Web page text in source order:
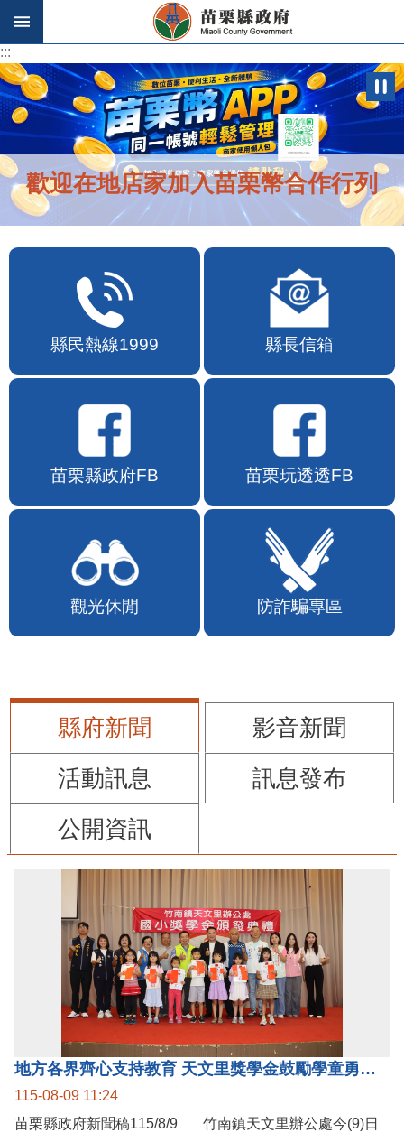
跳到主要內容區塊
:::
:::
歡迎在地店家加入苗栗幣合作行列
縣民熱線1999 縣長信箱
苗栗縣政府FB 苗栗玩透透FB
觀光休閒 防詐騙專區
縣府新聞
影音新聞
活動訊息
訊息發布
公開資訊
地方各界齊心支持教育 天文里獎學金鼓勵學童勇敢追夢
115-08-09 11:24
苗栗縣政府新聞稿115/8/9 竹南鎮天文里辦公處今(9)日